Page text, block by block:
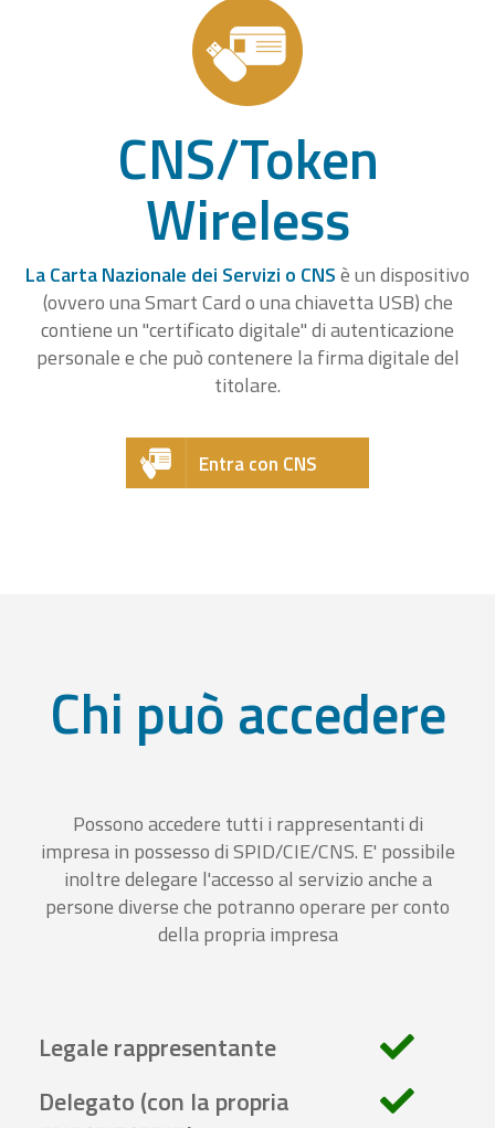
CNS/Token
Wireless
La Carta Nazionale dei Servizi o CNSè un dispositivo
(ovvero una Smart Card o una chiavetta USB) che
contiene un "certificato digitale" di autenticazione
personale e che può contenere la firma digitale del
titolare.
Entra con CNS
Chi può accedere
Possono accedere tutti i rappresentanti di
impresa in possesso di SPID/CIE/CNS. E' possibile
inoltre delegare l'accesso al servizio anche a
persone diverse che potranno operare per conto
della propria impresa
Legale rappresentante
Delegato (con la propria